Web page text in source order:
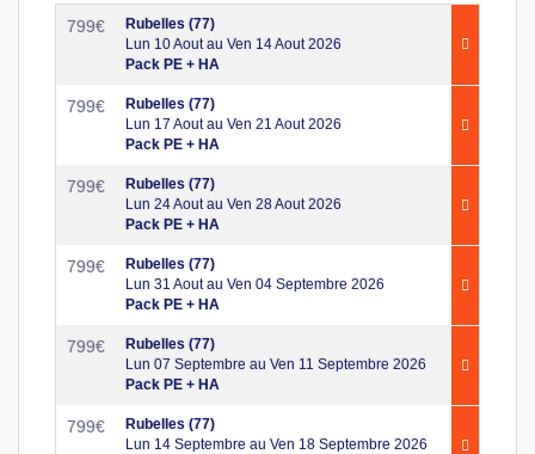
799€
Rubelles (77)
Lun 10 Aout au Ven 14 Aout 2026
Pack PE + HA
799€
Rubelles (77)
Lun 17 Aout au Ven 21 Aout 2026
Pack PE + HA
799€
Rubelles (77)
Lun 24 Aout au Ven 28 Aout 2026
Pack PE + HA
799€
Rubelles (77)
Lun 31 Aout au Ven 04 Septembre 2026
Pack PE + HA
799€
Rubelles (77)
Lun 07 Septembre au Ven 11 Septembre 2026
Pack PE + HA
799€
Rubelles (77)
Lun 14 Septembre au Ven 18 Septembre 2026